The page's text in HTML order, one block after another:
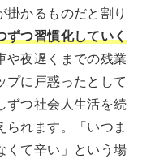
かるものだと割り
ずつ習慣化していく
や夜遅くまでの残業
プに戸惑ったとして
ずつ社会人生活を続
られます。「いつま
くて辛い」という場